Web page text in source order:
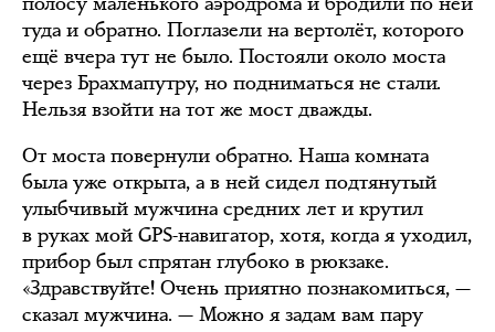
туда и обратно. Поглазели на вертолёт, которого
ещё вчера тут не было. Постояли около моста
через Брахмапутру, но подниматься не стали.
Нельзя взойти на тот же мост дважды.
От моста повернули обратно. Наша комната
была уже открыта, а в ней сидел подтянутый
улыбчивый мужчина средних лет и крутил
в руках мой GPS-навигатор, хотя, когда я уходил,
прибор был спрятан глубоко в рюкзаке.
«Здравствуйте! Очень приятно познакомиться, —
сказал мужчина. — Можно я задам вам пару